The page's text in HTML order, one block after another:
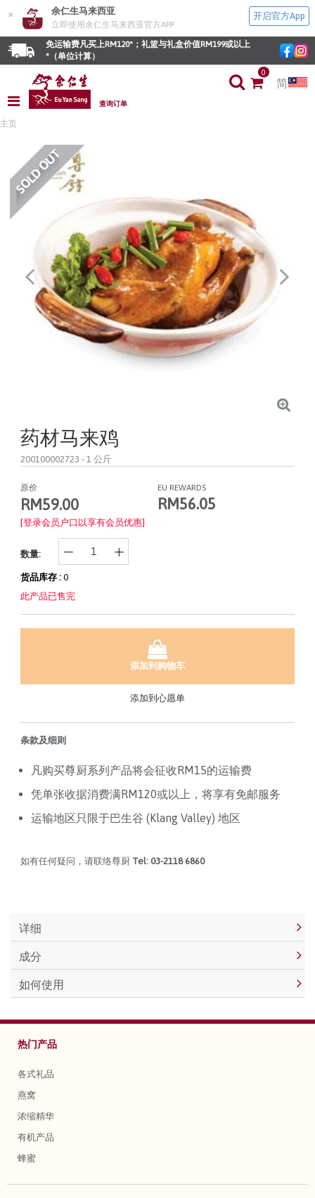
× 余仁生马来西亚
立即使用余仁生马来西亚官方APP
开启官方App
免运输费凡买上RM120*；礼篮与礼盒价值RM199或以上
*（单位计算）
查询订单
0
简
主页
药材马来鸡
200100002723 - 1 公斤
原价
RM59.00
EU REWARDS
RM56.05
[登录会员户口以享有会员优惠]
数量:
货品库存 : 0
此产品已售完
添加到购物车
添加到心愿单
条款及细则
凡购买尊厨系列产品将会征收RM15的运输费
凭单张收据消费满RM120或以上，将享有免邮服务
运输地区只限于巴生谷 (Klang Valley) 地区
如有任何疑问，请联络尊厨 Tel: 03-2118 6860
详细
成分
如何使用
热门产品
各式礼品
燕窝
浓缩精华
有机产品
蜂蜜